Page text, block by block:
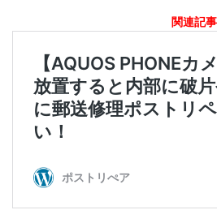
関連記事はこ